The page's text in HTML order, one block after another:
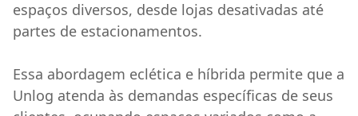
espaços diversos, desde lojas desativadas até
partes de estacionamentos.
Essa abordagem eclética e híbrida permite que a
Unlog atenda às demandas específicas de seus